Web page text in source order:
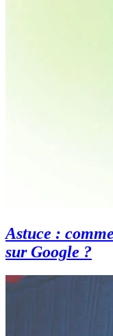
Astuce :
sur Google ?